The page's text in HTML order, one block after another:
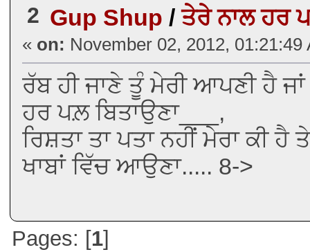
2 Gup Shup /ਤੇਰੇ ਨਾਲ ਹਰ
« on: November 02, 2012, 01:21:49
ਰੱਬ ਹੀ ਜਾਣੇ ਤੂੰ ਮੇਰੀ ਆਪਣੀ ਹੈ
ਹਰ ਪਲ਼ ਬਿਤਾਉਣਾ___,
ਰਿਸ਼ਤਾ ਤਾ ਪਤਾ ਨਹੀਂ ਮੇਰਾ ਕੀ
ਖਾਬਾਂ ਵਿੱਚ ਆਉਣਾ..... 8->
Pages: [1]